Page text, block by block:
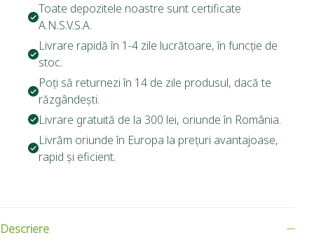
Toate depozitele noastre sunt certificate
A.N.S.V.S.A.
Livrare rapidă în 1-4 zile lucrătoare, în funcție de
stoc.
Poți să returnezi în 14 de zile produsul, dacă te
răzgândești.
Livrare gratuită de la 300 lei, oriunde în România.
Livrăm oriunde în Europa la prețuri avantajoase,
rapid și eficient.
Descriere